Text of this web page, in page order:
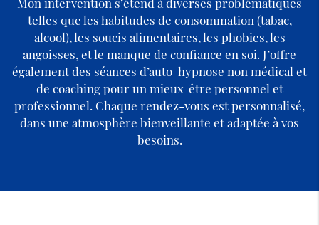
telles que les habitudes de consommation (tabac,
alcool), les soucis alimentaires, les phobies, les
angoisses, et le manque de confiance en soi. J’offre
également des séances d’auto-hypnose non médical et
de coaching pour un mieux-être personnel et
professionnel. Chaque rendez-vous est personnalisé,
dans une atmosphère bienveillante et adaptée à vos
besoins.